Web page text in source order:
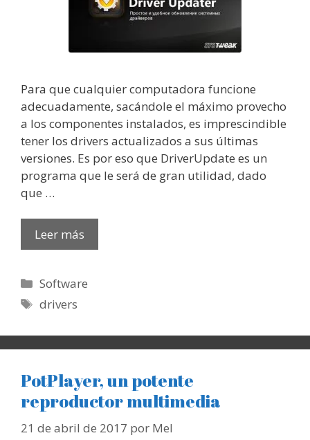
Para que cualquier computadora funcione
adecuadamente, sacándole el máximo provecho
a los componentes instalados, es imprescindible
tener los drivers actualizados a sus últimas
versiones. Es por eso que DriverUpdate es un
programa que le será de gran utilidad, dado
que …
Leer más
Categorías
Software
Etiquetas
drivers
PotPlayer, un potente
reproductor multimedia
21 de abril de 2017 por Mel